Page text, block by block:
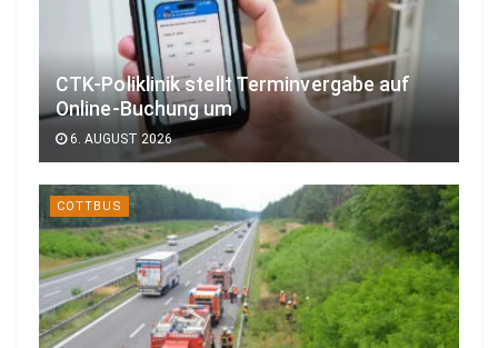
CTK-Poliklinik stellt Terminvergabe auf
Online-Buchung um
6. AUGUST 2026
COTTBUS